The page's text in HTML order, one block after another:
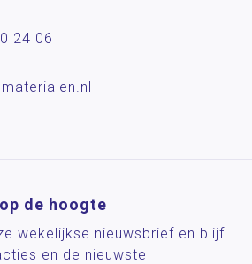
24 06
de hoogte
wekelijkse nieuwsbrief en blijf
en de nieuwste